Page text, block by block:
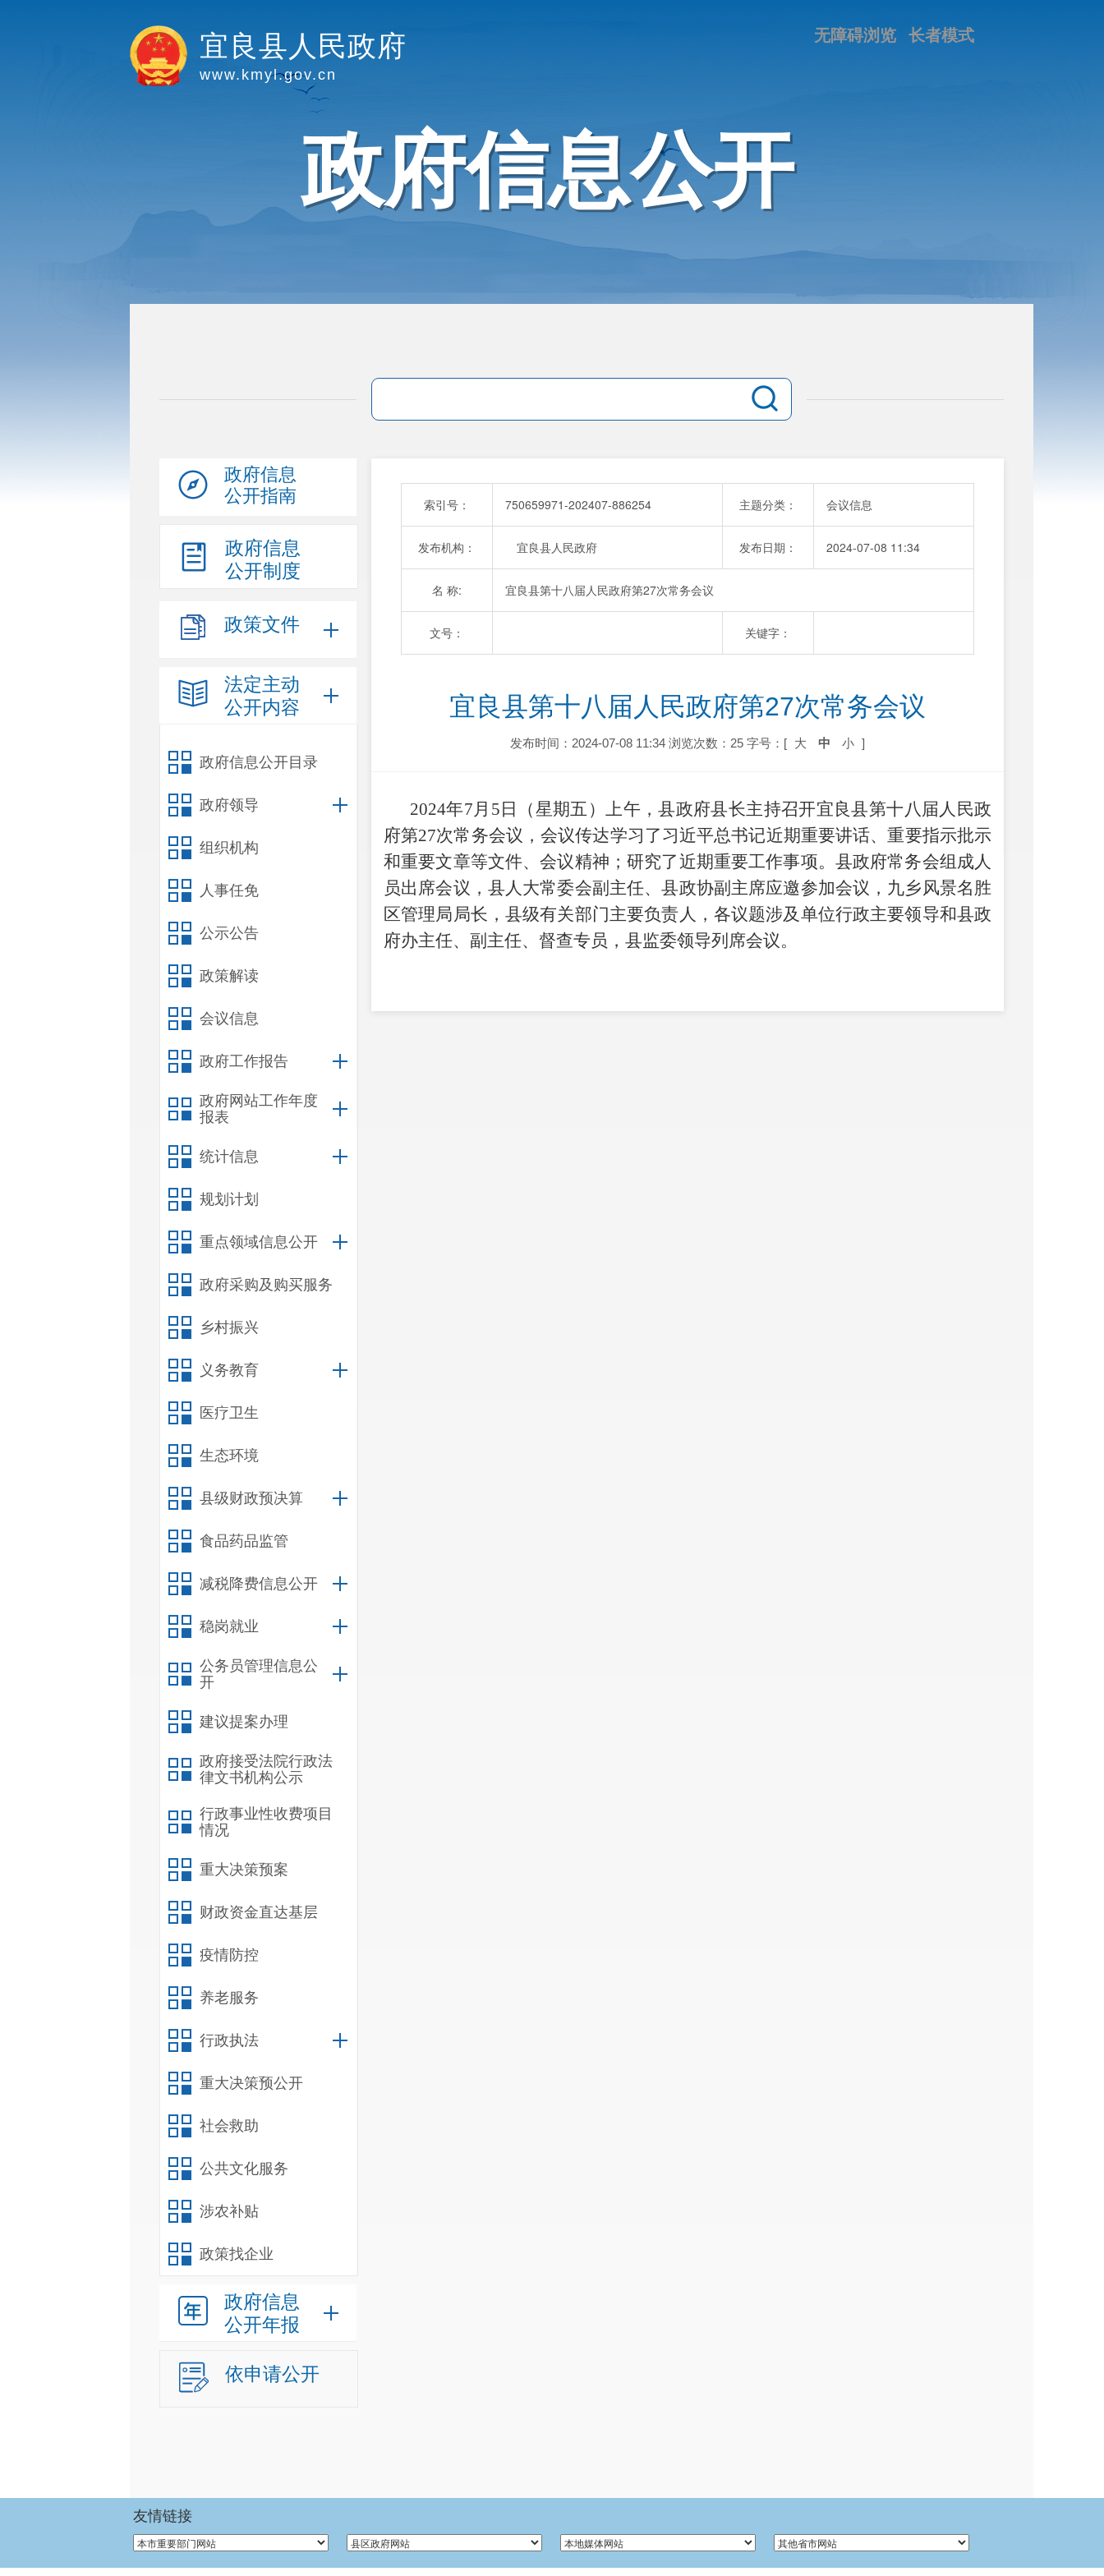
宜良县人民政府
www.kmyl.gov.cn
长者模式
无障碍浏览
政府信息公开
政府信息
公开指南
政府信息
公开制度
政策文件
法定主动
公开内容
政府信息公开目录
政府领导
组织机构
人事任免
公示公告
政策解读
会议信息
政府工作报告
政府网站工作年度
报表
统计信息
规划计划
重点领域信息公开
政府采购及购买服务
乡村振兴
义务教育
医疗卫生
生态环境
县级财政预决算
食品药品监管
减税降费信息公开
稳岗就业
公务员管理信息公
开
建议提案办理
政府接受法院行政法
律文书机构公示
行政事业性收费项目
情况
重大决策预案
财政资金直达基层
疫情防控
养老服务
行政执法
重大决策预公开
社会救助
公共文化服务
涉农补贴
政策找企业
政府信息
公开年报
依申请公开
索引号： 750659971-202407-886254 主题分类： 会议信息
发布机构： 宜良县人民政府 发布日期： 2024-07-08 11:34
名 称: 宜良县第十八届人民政府第27次常务会议
文号： 关键字：
宜良县第十八届人民政府第27次常务会议
发布时间：2024-07-08 11:34 浏览次数：25 字号：[ 大 中 小 ]
2024年7月 5 日（星期五 ）上午，县政府县长主持召开宜良县第十八届人民政
府第27次常务会议，会议传达学习了习近平总书记近期重要讲话、重要指示批示
和重要文章等文件、会议精神 ；研究了近期重要工作事项。县政府常务会组成人
员出席会议，县人大常委会副主任、县政协副主席应邀参加会议 ，九乡风景名胜
区管理局局长，县级有关部门主要负责人， 各议题涉及单位行政主要领导和县政
府办主任、 副主任、督查专员 ，县监委领导列席会议。
友情链接